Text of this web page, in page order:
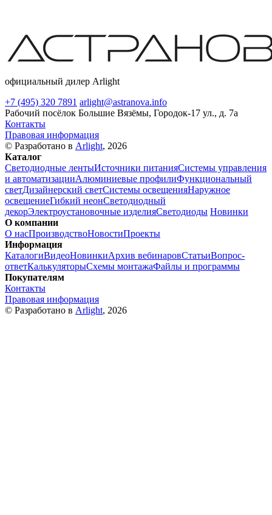
официальный дилер Arlight
+7 (495) 320 7891 arlight@astranova.info
Рабочий посёлок Большие Вязёмы, Городок-17 ул., д. 7а
Контакты
Правовая информация
© Разработано в Arlight, 2026
Каталог
Светодиодные лентыИсточники питанияСистемы управления
и автоматизацииАлюминиевые профилиФункциональный
светДизайнерский светСистемы освещенияНаружное
освещениеГибкий неонСветодиодный
декорЭлектроустановочные изделияСветодиоды Новинки
О компании
О насПроизводствоНовостиПроекты
Информация
КаталогиВидеоНовинкиАрхив вебинаровСтатьиВопрос-
ответКалькуляторыСхемы монтажаФайлы и программы
Покупателям
Контакты
Правовая информация
© Разработано в Arlight, 2026